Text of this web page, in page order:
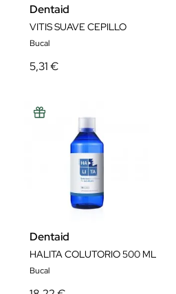
Dentaid
VITIS SUAVE CEPILLO
Bucal
5,31 €
Dentaid
HALITA COLUTORIO 500 ML
Bucal